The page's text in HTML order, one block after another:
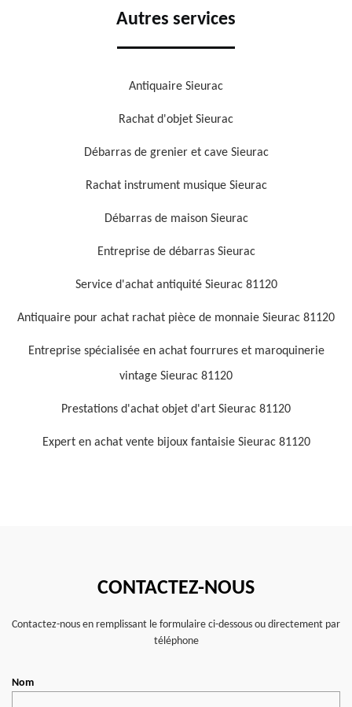
Autres services
Antiquaire Sieurac
Rachat d'objet Sieurac
Débarras de grenier et cave Sieurac
Rachat instrument musique Sieurac
Débarras de maison Sieurac
Entreprise de débarras Sieurac
Service d'achat antiquité Sieurac 81120
Antiquaire pour achat rachat pièce de monnaie Sieurac 81120
Entreprise spécialisée en achat fourrures et maroquinerie
vintage Sieurac 81120
Prestations d'achat objet d'art Sieurac 81120
Expert en achat vente bijoux fantaisie Sieurac 81120
CONTACTEZ-NOUS
Contactez-nous en remplissant le formulaire ci-dessous ou directement par
téléphone
Nom